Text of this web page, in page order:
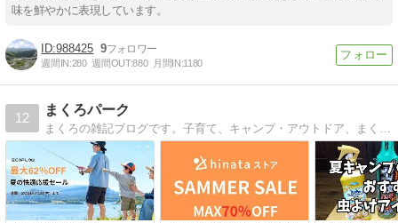
味を鮮やかに表現しています。
988425 9
週間IN:280 週間OUT:880 月間IN:1180
12
まくろパーク
まくろの雑記ブログです。子育て、キャンプ・アウトドア、まくろの好き・趣味・おすすめをメインに様々な記事をアップしています。